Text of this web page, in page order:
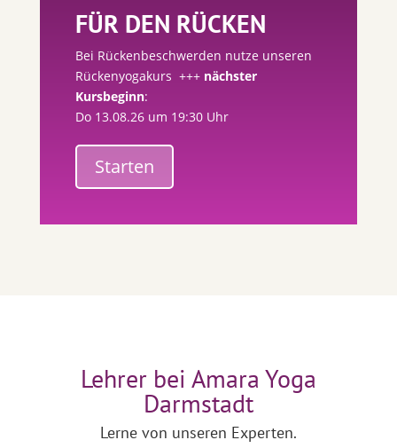
FÜR DEN RÜCKEN
Bei Rückenbeschwerden nutze unseren
Rückenyogakurs +++ nächster
Kursbeginn:
Do 13.08.26 um 19:30 Uhr
Starten
Lehrer bei Amara Yoga
Darmstadt
Lerne von unseren Experten.